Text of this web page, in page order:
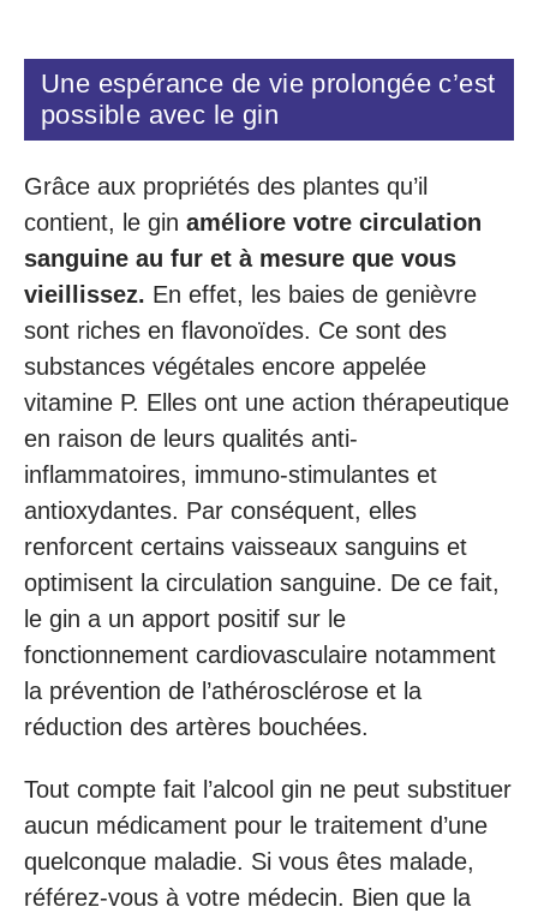
Une espérance de vie prolongée c’est
possible avec le gin
Grâce aux propriétés des plantes qu’il
contient, le gin améliore votre circulation
sanguine au fur et à mesure que vous
vieillissez. En effet, les baies de genièvre
sont riches en flavonoïdes. Ce sont des
substances végétales encore appelée
vitamine P. Elles ont une action thérapeutique
en raison de leurs qualités anti-
inflammatoires, immuno-stimulantes et
antioxydantes. Par conséquent, elles
renforcent certains vaisseaux sanguins et
optimisent la circulation sanguine. De ce fait,
le gin a un apport positif sur le
fonctionnement cardiovasculaire notamment
la prévention de l’athérosclérose et la
réduction des artères bouchées.
Tout compte fait l’alcool gin ne peut substituer
aucun médicament pour le traitement d’une
quelconque maladie. Si vous êtes malade,
référez-vous à votre médecin. Bien que la